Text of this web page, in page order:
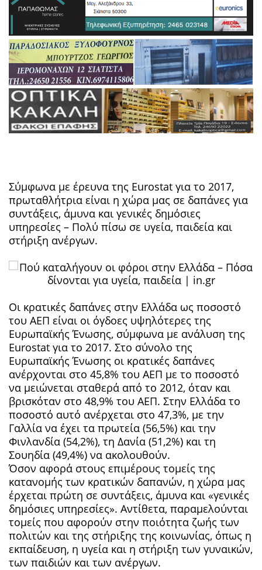
Σύμφωνα με έρευνα της Eurostat για το 2017,
πρωταθλήτρια είναι η χώρα μας σε δαπάνες για
συντάξεις, άμυνα και γενικές δημόσιες
υπηρεσίες – Πολύ πίσω σε υγεία, παιδεία και
στήριξη ανέργων.
Οι κρατικές δαπάνες στην Ελλάδα ως ποσοστό
του ΑΕΠ είναι οι όγδοες υψηλότερες της
Ευρωπαϊκής Ένωσης, σύμφωνα με ανάλυση της
Eurostat για το 2017. Στο σύνολο της
Ευρωπαϊκής Ένωσης οι κρατικές δαπάνες
ανέρχονται στο 45,8% του ΑΕΠ με το ποσοστό
να μειώνεται σταθερά από το 2012, όταν και
βρισκόταν στο 48,9% του ΑΕΠ. Στην Ελλάδα το
ποσοστό αυτό ανέρχεται στο 47,3%, με την
Γαλλία να έχει τα πρωτεία (56,5%) και την
Φινλανδία (54,2%), τη Δανία (51,2%) και τη
Σουηδία (49,4%) να ακολουθούν.
Όσον αφορά στους επιμέρους τομείς της
κατανομής των κρατικών δαπανών, η χώρα μας
έρχεται πρώτη σε συντάξεις, άμυνα και «γενικές
δημόσιες υπηρεσίες». Αντίθετα, παραμελούνται
τομείς που αφορούν στην ποιότητα ζωής των
πολιτών και της στήριξης της κοινωνίας, όπως η
εκπαίδευση, η υγεία και η στήριξη των γυναικών,
των παιδιών και των ανέργων.